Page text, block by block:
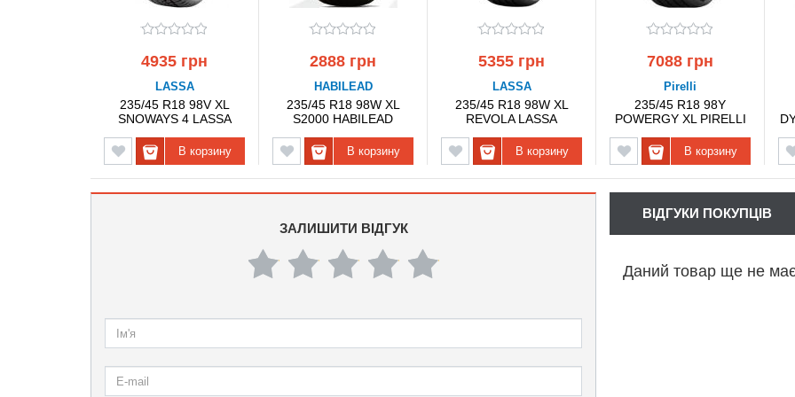
4935 грн
LASSA
235/45 R18 98V XL
SNOWAYS 4 LASSA
В корзину
2888 грн
HABILEAD
235/45 R18 98W XL
S2000 HABILEAD
В корзину
5355 грн
LASSA
235/45 R18 98W XL
REVOLA LASSA
В корзину
7088 грн
Pirelli
235/45 R18 98Y
POWERGY XL PIRELLI
В корзину
ЗАЛИШИТИ ВІДГУК
ВІДГУКИ ПОКУПЦІВ
Даний товар ще не має